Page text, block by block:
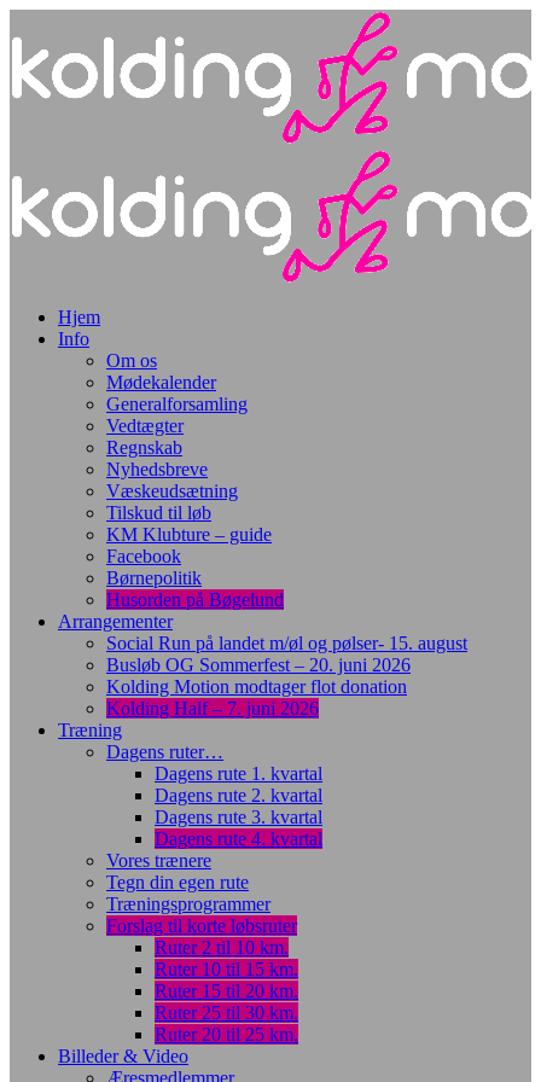
Hjem
Info
Om os
Mødekalender
Generalforsamling
Vedtægter
Regnskab
Nyhedsbreve
Væskeudsætning
Tilskud til løb
KM Klubture – guide
Facebook
Børnepolitik
Husorden på Bøgelund
Arrangementer
Social Run på landet m/øl og pølser- 15. august
Busløb OG Sommerfest – 20. juni 2026
Kolding Motion modtager flot donation
Kolding Half – 7. juni 2026
Træning
Dagens ruter…
Dagens rute 1. kvartal
Dagens rute 2. kvartal
Dagens rute 3. kvartal
Dagens rute 4. kvartal
Vores trænere
Tegn din egen rute
Træningsprogrammer
Forslag til korte løbsruter
Ruter 2 til 10 km.
Ruter 10 til 15 km.
Ruter 15 til 20 km.
Ruter 25 til 30 km.
Ruter 20 til 25 km.
Billeder & Video
Æresmedlemmer